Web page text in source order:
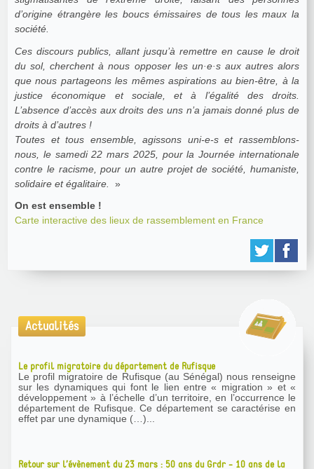
d’origine étrangère les boucs émissaires de tous les maux la
société.
Ces discours publics, allant jusqu’à remettre en cause le droit
du sol, cherchent à nous opposer les un·e·s aux autres alors
que nous partageons les mêmes aspirations au bien-être, à la
justice économique et sociale, et à l’égalité des droits.
L’absence d’accès aux droits des uns n’a jamais donné plus de
droits à d’autres !
Toutes et tous ensemble, agissons uni-e-s et rassemblons-
nous, le samedi 22 mars 2025, pour la Journée internationale
contre le racisme, pour un autre projet de société, humaniste,
solidaire et égalitaire.
»
On est ensemble !
Carte interactive des lieux de rassemblement en France
Actualités
Le profil migratoire du département de Rufisque
Le profil migratoire de Rufisque (au Sénégal) nous renseigne
sur les dynamiques qui font le lien entre « migration » et «
développement » à l’échelle d’un territoire, en l’occurrence le
département de Rufisque. Ce département se caractérise en
effet par une dynamique (…)...
Retour sur l’évènement du 23 mars : 50 ans du Grdr - 10 ans de la